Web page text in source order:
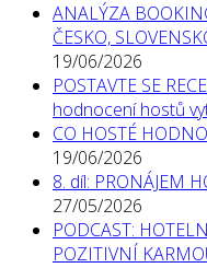
ANALÝZA
ČESKO,
19/06/2026
POSTAVTE SE
hodnocení hostů
CO HOSTÉ
19/06/2026
8. díl: PRONÁJEM
27/05/2026
PODCAST:
POZITIVNÍ